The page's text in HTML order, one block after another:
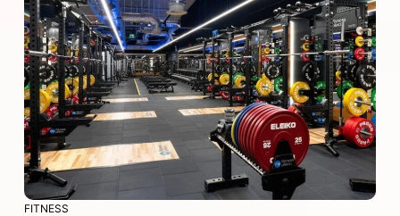
FITNESS